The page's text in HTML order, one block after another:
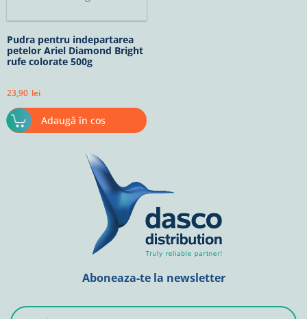
Pudra pentru indepartarea
petelor Ariel Diamond Bright
rufe colorate 500g
23,90 lei
Adaugă în coș
Aboneaza-te la newsletter
E-